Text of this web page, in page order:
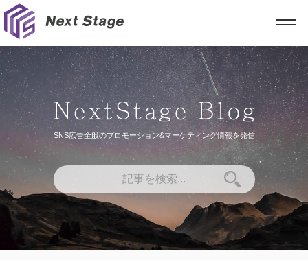
SNS広告全般のプロモーション&マーケティング情報を発信